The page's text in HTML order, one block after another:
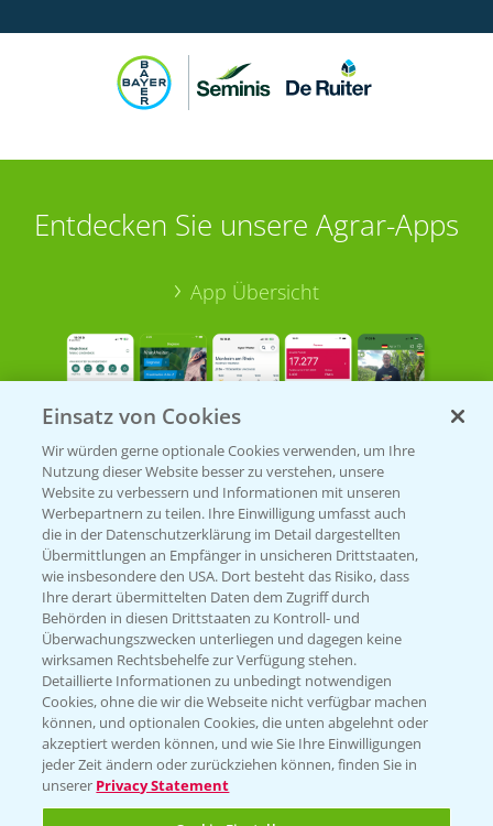
Entdecken Sie unsere Agrar-Apps
App Übersicht
Bayer Links
Bayer Global
Bayer CropScience World
Bayer Karriere
Bayer CropScience Austria
Bayer CropScience Schweiz
Presse
Vegetables Deutschland
Infos
Einsatz von Cookies
Wir würden gerne optionale Cookies verwenden, um Ihre
Nutzung dieser Website besser zu verstehen, unsere
Website zu verbessern und Informationen mit unseren
Werbepartnern zu teilen. Ihre Einwilligung umfasst auch
die in der Datenschutzerklärung im Detail dargestellten
Übermittlungen an Empfänger in unsicheren Drittstaaten,
wie insbesondere den USA. Dort besteht das Risiko, dass
Ihre derart übermittelten Daten dem Zugriff durch
Behörden in diesen Drittstaaten zu Kontroll- und
Überwachungszwecken unterliegen und dagegen keine
wirksamen Rechtsbehelfe zur Verfügung stehen.
Detaillierte Informationen zu unbedingt notwendigen
Cookies, ohne die wir die Webseite nicht verfügbar machen
können, und optionalen Cookies, die unten abgelehnt oder
akzeptiert werden können, und wie Sie Ihre Einwilligungen
jeder Zeit ändern oder zurückziehen können, finden Sie in
unserer Privacy Statement